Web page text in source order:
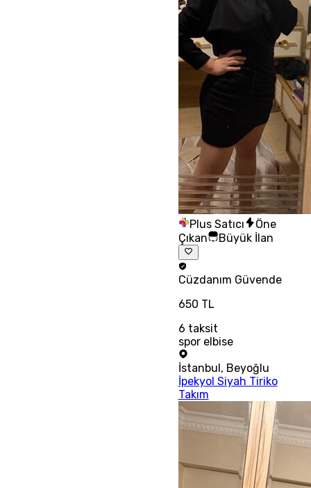
Plus Satıcı
Öne
Çıkan
Büyük İlan
Cüzdanım Güvende
650 TL
6 taksit
spor elbise
İstanbul , Beyoğlu
İpekyol Siyah Tiriko
Takım